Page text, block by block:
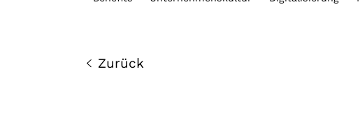
Zurück